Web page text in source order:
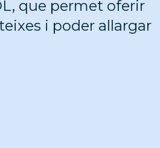
que permet oferir
i poder allargar